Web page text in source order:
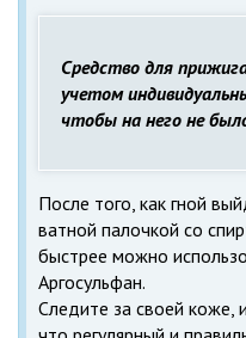
Средство для
учетом
чтобы на него не
После того, как гной
ватной палочкой со
быстрее можно
Аргосульфан.
Следите за своей коже,